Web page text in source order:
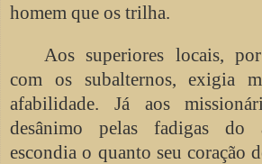
homem que os trilha.
Aos superiores locais,
com os subalternos, exigia
afabilidade. Já aos
desânimo pelas fadigas do
escondia o quanto seu coração